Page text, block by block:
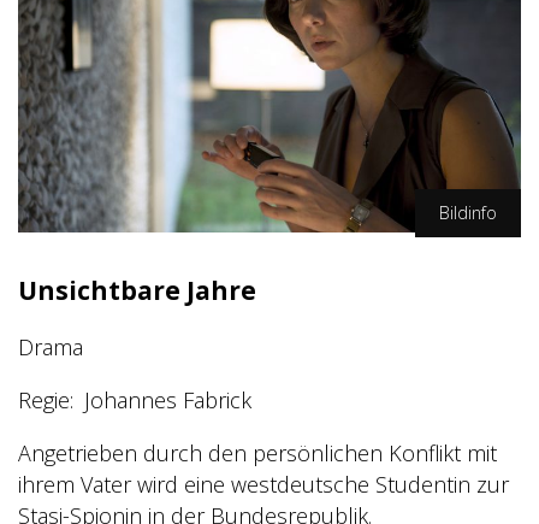
Bildinfo
Unsichtbare Jahre
Drama
Regie
Johannes Fabrick
Angetrieben durch den persönlichen Konflikt mit
ihrem Vater wird eine westdeutsche Studentin zur
Stasi-Spionin in der Bundesrepublik.